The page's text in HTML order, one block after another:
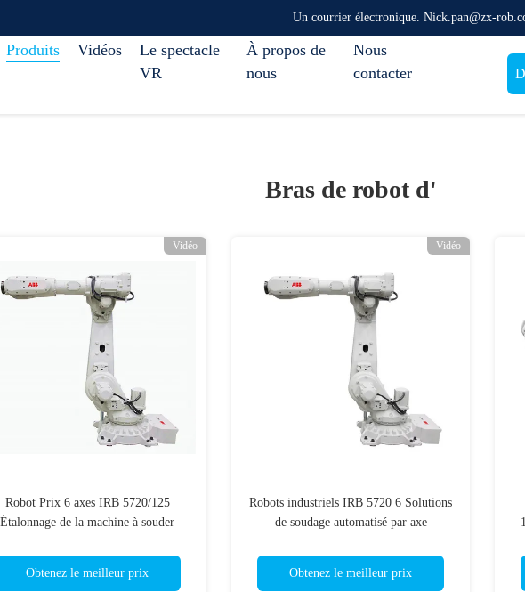
Un courrier électronique. Nick.pan@zx-
Produits Vidéos
Le spectacle
VR
À propos de
nous
Nous
contacter
Bras de robot d'
Vidéo
Robot Prix 6 axes IRB 5720/125
Étalonnage de la machine à souder
Obtenez le meilleur prix
Vidéo
Robots industriels IRB 5720 6 Solutions
de soudage automatisé par axe
Obtenez le meilleur prix